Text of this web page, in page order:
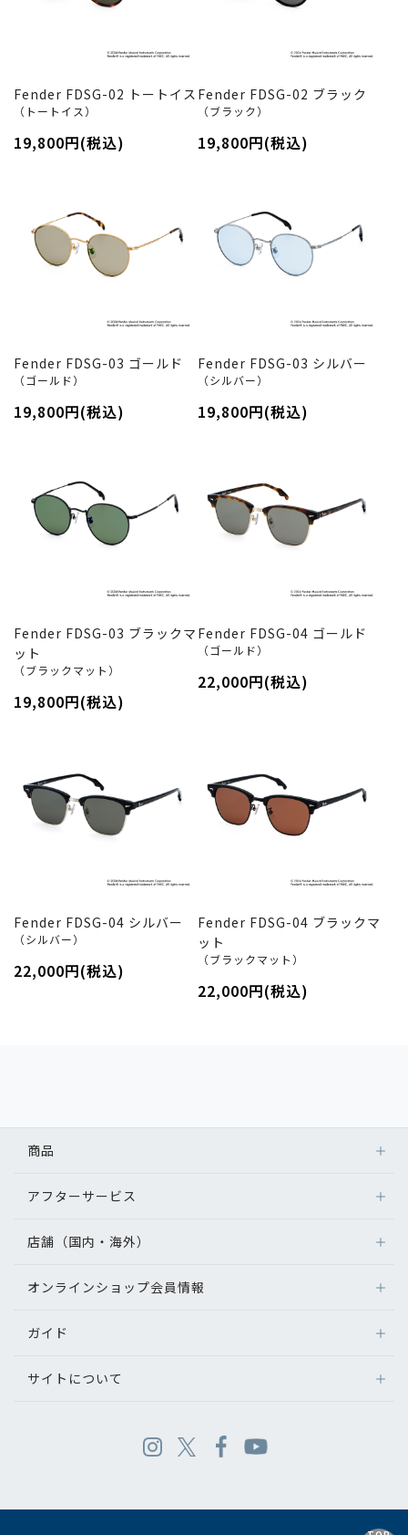
Fender FDSG-02 トートイス
（トートイス）
19,800円(税込)
Fender FDSG-02 ブラック
（ブラック）
19,800円(税込)
Fender FDSG-03 ゴールド
（ゴールド）
19,800円(税込)
Fender FDSG-03 シルバー
（シルバー）
19,800円(税込)
Fender FDSG-03 ブラックマ
ット
（ブラックマット）
19,800円(税込)
Fender FDSG-04 ゴールド
（ゴールド）
22,000円(税込)
Fender FDSG-04 シルバー
（シルバー）
22,000円(税込)
Fender FDSG-04 ブラックマ
ット
（ブラックマット）
22,000円(税込)
商品
アフターサービス
店舗（国内・海外）
オンラインショップ会員情報
ガイド
サイトについて